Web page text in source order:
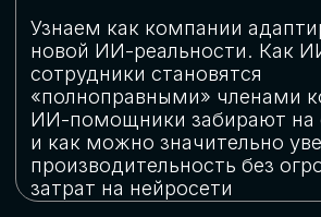
огромную статью затрат
ОБЛАЧНЫЕ ТЕХНОЛОГИИ
Подискутируем, какие облачные решения
существуют на рынке и почему
использование мультиоблачных моделей
не только снижает затраты, но и